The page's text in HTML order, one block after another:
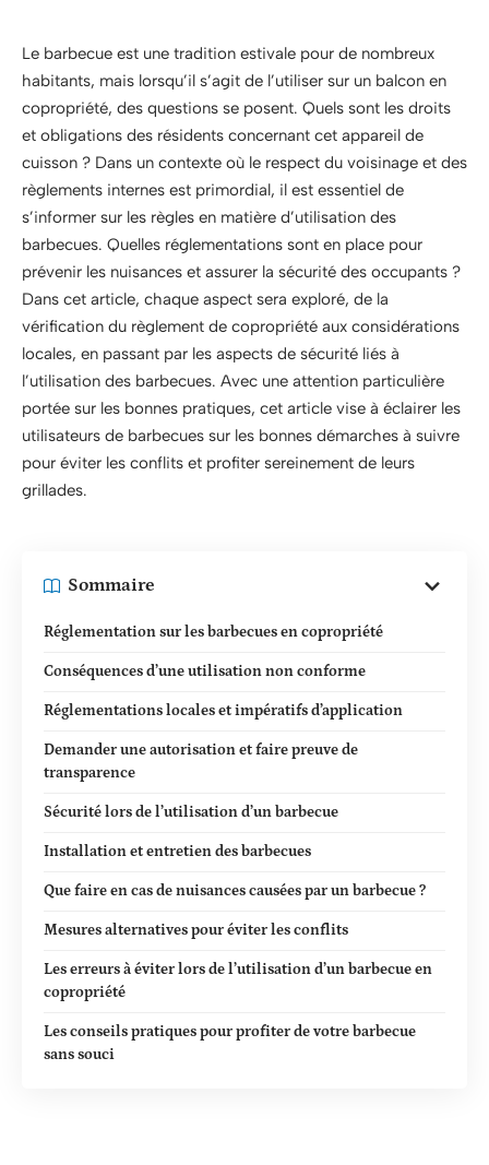
Le barbecue est une tradition estivale pour de nombreux
habitants, mais lorsqu’il s’agit de l’utiliser sur un balcon en
copropriété, des questions se posent. Quels sont les droits
et obligations des résidents concernant cet appareil de
cuisson ? Dans un contexte où le respect du voisinage et des
règlements internes est primordial, il est essentiel de
s’informer sur les règles en matière d’utilisation des
barbecues. Quelles réglementations sont en place pour
prévenir les nuisances et assurer la sécurité des occupants ?
Dans cet article, chaque aspect sera exploré, de la
vérification du règlement de copropriété aux considérations
locales, en passant par les aspects de sécurité liés à
l’utilisation des barbecues. Avec une attention particulière
portée sur les bonnes pratiques, cet article vise à éclairer les
utilisateurs de barbecues sur les bonnes démarches à suivre
pour éviter les conflits et profiter sereinement de leurs
grillades.
Sommaire
Réglementation sur les barbecues en copropriété
Conséquences d’une utilisation non conforme
Réglementations locales et impératifs d’application
Demander une autorisation et faire preuve de
transparence
Sécurité lors de l’utilisation d’un barbecue
Installation et entretien des barbecues
Que faire en cas de nuisances causées par un barbecue ?
Mesures alternatives pour éviter les conflits
Les erreurs à éviter lors de l’utilisation d’un barbecue en
copropriété
Les conseils pratiques pour profiter de votre barbecue
sans souci